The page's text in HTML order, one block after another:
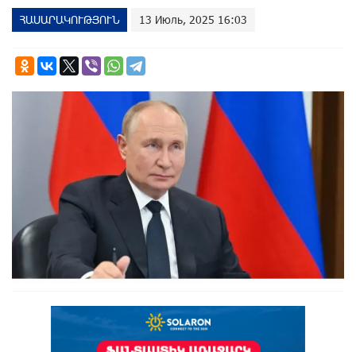
ՀԱՍԱՐԱԿՈՒԹՅՈՒՆ 13 Июль, 2025 16:03